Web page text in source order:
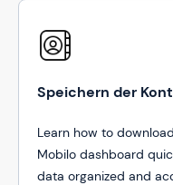
Speichern der
Learn how to
Mobilo dashboard
data organized and